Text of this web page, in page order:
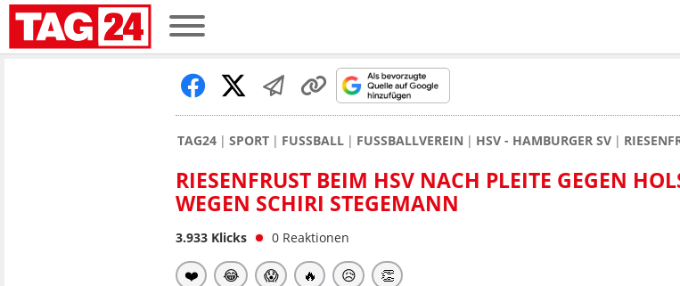
TAG24 SPORT FUSSBALL FUSSBALLVEREIN HSV - HAMBURGER SV
RIESENFRUST BEIM HSV NACH PLEITE GEGEN
WEGEN SCHIRI STEGEMANN
3.933 Klicks 0 Reaktionen
❤️ 😂 😱 🔥 😥 👏